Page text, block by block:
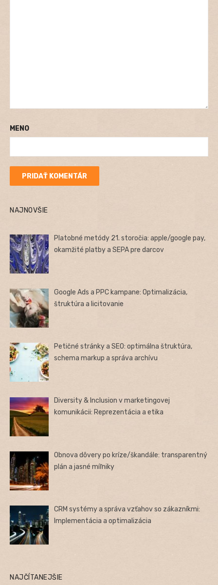
MENO
NAJNOVŠIE
Platobné metódy 21. storočia: apple/google pay,
okamžité platby a SEPA pre darcov
Google Ads a PPC kampane: Optimalizácia,
štruktúra a licitovanie
Petičné stránky a SEO: optimálna štruktúra,
schema markup a správa archívu
Diversity & Inclusion v marketingovej
komunikácii: Reprezentácia a etika
Obnova dôvery po kríze/škandále: transparentný
plán a jasné míľniky
CRM systémy a správa vzťahov so zákazníkmi:
Implementácia a optimalizácia
NAJČÍTANEJŠIE